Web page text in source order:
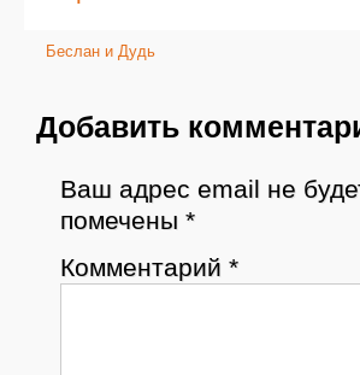
Беслан и Дудь
Добавить
Ваш адрес email не
помечены *
Комментарий *